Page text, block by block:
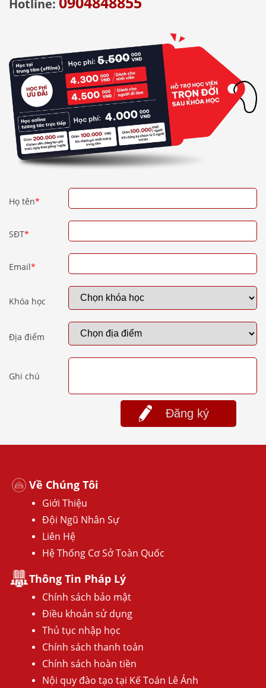
Hotline:
Họ tên*
SĐT*
Email*
Khóa học
Địa điểm
Ghi chú
Đăng ký
Về Chúng Tôi
Giới Thiệu
Đội Ngũ Nhân Sự
Liên Hệ
Hệ Thống Cơ Sở Toàn Quốc
Thông Tin Pháp Lý
Chính sách bảo mật
Điều khoản sử dụng
Thủ tục nhập học
Chính sách thanh toán
Chính sách hoàn tiền
Nội quy đào tạo tại Kế Toán Lê Ánh